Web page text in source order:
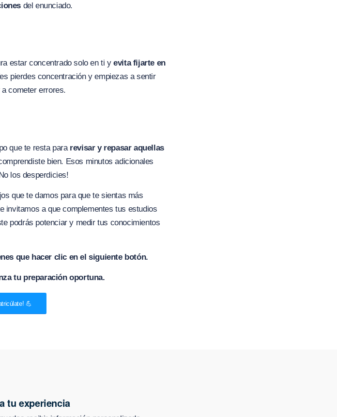
del enunciado.
estar concentrado solo en ti yevita fijarte en
pierdes concentración y empiezas a sentir
cometer errores.
que te resta para revisar y repasar aquellas
bien. Esos minutos adicionales
los desperdicies!
que te damos para que te sientas más
invitamos a que complementes tus estudios
podrás potenciar y medir tus conocimientos
que hacer clic en el siguiente botón.
tu preparación oportuna.
💪
tu experiencia